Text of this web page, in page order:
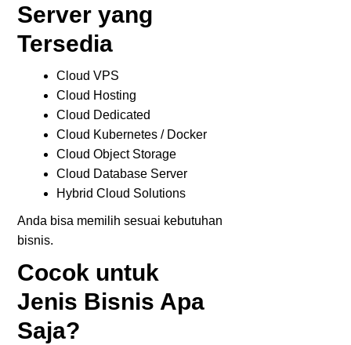
Server yang
Tersedia
Cloud VPS
Cloud Hosting
Cloud Dedicated
Cloud Kubernetes / Docker
Cloud Object Storage
Cloud Database Server
Hybrid Cloud Solutions
Anda bisa memilih sesuai kebutuhan
bisnis.
Cocok untuk
Jenis Bisnis Apa
Saja?